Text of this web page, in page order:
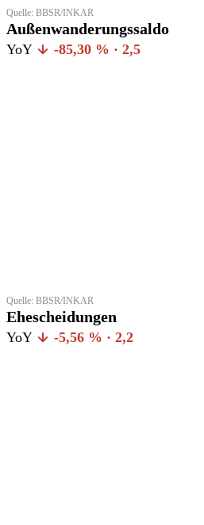
Quelle: BBSR/INKAR
Außenwanderungssaldo
YoY -85,30 % · 2,5
Quelle: BBSR/INKAR
Ehescheidungen
YoY -5,56 % · 2,2